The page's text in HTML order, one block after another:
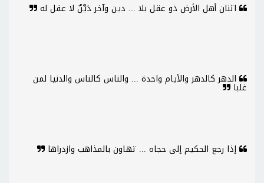
اثنان أهل الأرض ذو عقل بلا ... دين وآخر دَيِّنٌ لا عقل له
الدهر كالدهر والأيام واحدة ... والناس كالناس والدنيا لمن
غلبا
إذا رجع الحكيم إلى حجاه ... تهاون بالمذاهب وازدراها